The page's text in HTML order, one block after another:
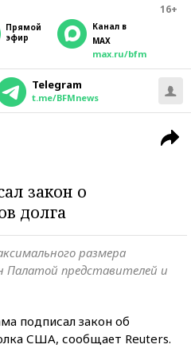
16+
прямой
эфир
Канал в
MAX
max.ru/bfm
Telegram
t.me/BFMnews
закон о
долга
размера
Палатой представителей и
подписал закон об
США, сообщает Reuters.